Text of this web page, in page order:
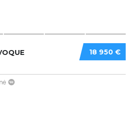
18 950 €